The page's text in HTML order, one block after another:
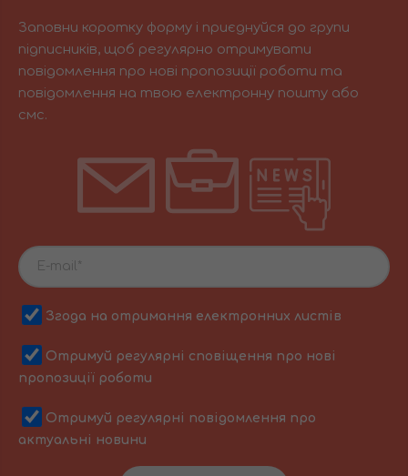
Заповни коротку форму і приєднуйся до групи
підписників, щоб регулярно отримувати
повідомлення про нові пропозиції роботи та
повідомлення на твою електронну пошту або
смс.
Згода на отримання електронних листів
Отримуй регулярні сповіщення про нові
пропозиції роботи
Отримуй регулярні повідомлення про
актуальні новини